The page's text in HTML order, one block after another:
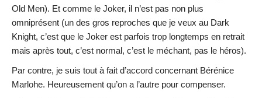
Old Men). Et comme le Joker, il n’est pas non plus
omniprésent (un des gros reproches que je veux au Dark
Knight, c’est que le Joker est parfois trop longtemps en retrait
mais après tout, c’est normal, c’est le méchant, pas le héros).
Par contre, je suis tout à fait d’accord concernant Bérénice
Marlohe. Heureusement qu’on a l’autre pour compenser.